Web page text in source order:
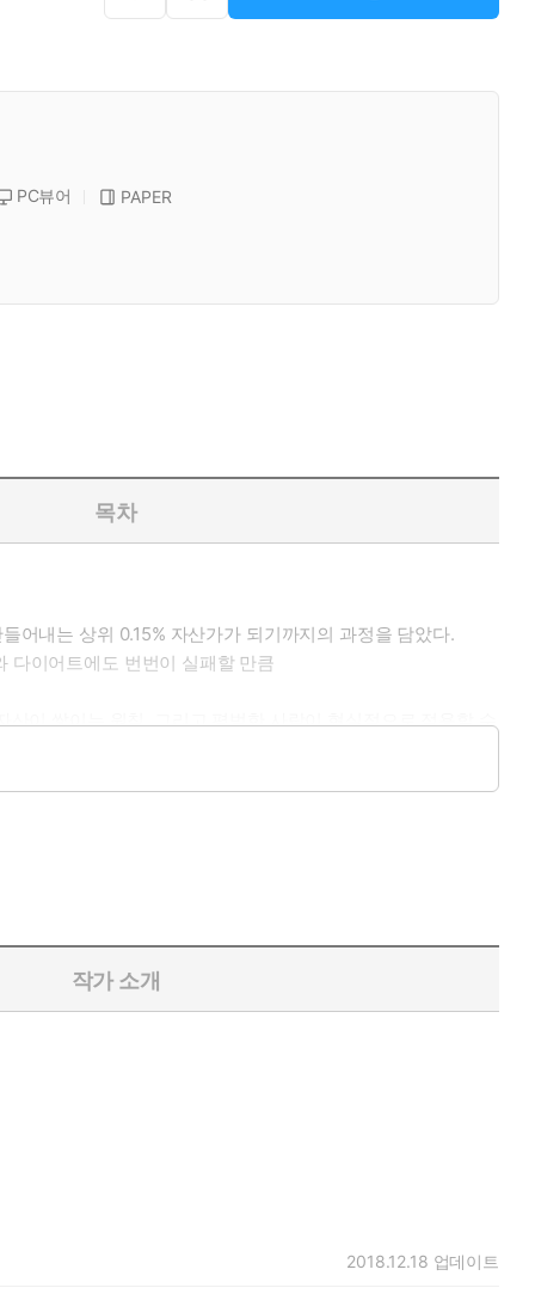
PC뷰어 PAPER
목차
어내는 상위 0.15% 자산가가 되기까지의 과정을 담았다.
다이어트에도 번번이 실패할 만큼
이 쌓이는 원칙, 그리고 평범한 사람이 현실적으로 적용할 수
작가 소개
2018.12.18 업데이트